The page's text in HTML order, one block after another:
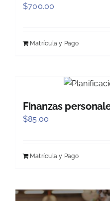
$700.00
Matrícula y Pago
Finanzas
$85.00
Matrícula y Pago